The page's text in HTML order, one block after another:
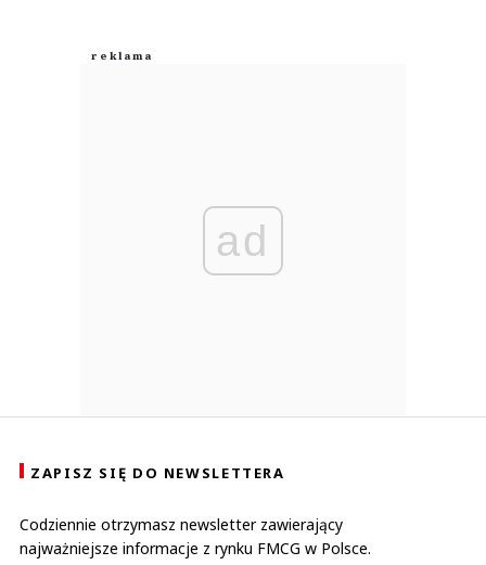
ad
ZAPISZ SIĘ DO NEWSLETTERA
Codziennie otrzymasz newsletter zawierający
najważniejsze informacje z rynku FMCG w Polsce.